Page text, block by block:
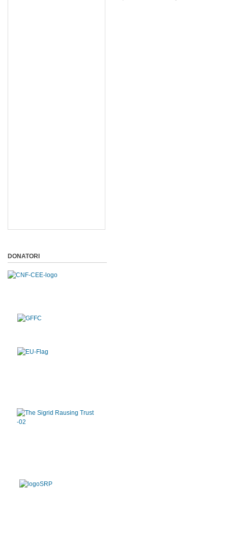
DONATORI